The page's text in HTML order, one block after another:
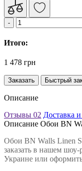
Итого:
1 478 грн
Заказать Быстрый
Описание
Отзывы 02 Доставка
Описание Обои BN
Обои BN Walls Linen
заказать в нашем
Украине или